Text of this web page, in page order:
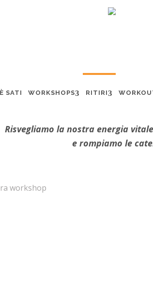
SATI WORKSHOPS RITIRI
DEI
Risvegliamo la nostra energia
e rompiamo le